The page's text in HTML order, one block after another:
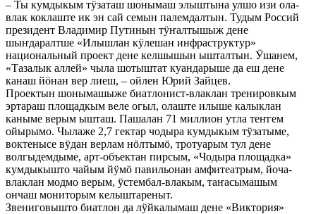
– Ты кумдыкым тӱзаташ шонымаш элыштына улшо изи ола-
влак коклаште ик эн сай семын палемдалтын. Тудым Россий
президент Владимир Путинын тӱҥалтышыж дене
шыҥдаралтше «Илышлан кӱлешан инфраструктур»
национальный проект дене келшышын ышталтын. Ӱшанем,
«Тазалык аллей» чыла шотыштат куандарыше да еш дене
канаш йӧнан вер лиеш, – ойлен Юрий Зайцев.
Проектын шонымашыже биатлонист-влаклан тренировкым
эртараш площадкым веле огыл, олаште илыше калыклан
каныме верым ышташ. Пашалан 71 миллион утла теҥгем
ойырымо. Чылаже 2,7 гектар чодыра кумдыкым тӱзатыме,
воктенысе вӱдан верлам нӧлтымӧ, тротуарым тул дене
волгыдемдыме, арт-объектан пирсым, «Чодыра площадка»
кумдыкышто чайым йӱмӧ павильонан амфитеатрым, йоча-
влаклан модмо верым, ӱстембал-влакым, таҥасымашым
ончаш мониторым келыштареныт.
Звениговышто биатлон да лӱйкалымаш дене «Виктория»